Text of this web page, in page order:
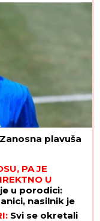
plavuša
PA JE
U
u porodici:
nasilnik je
katastrofu
Svi se okretali